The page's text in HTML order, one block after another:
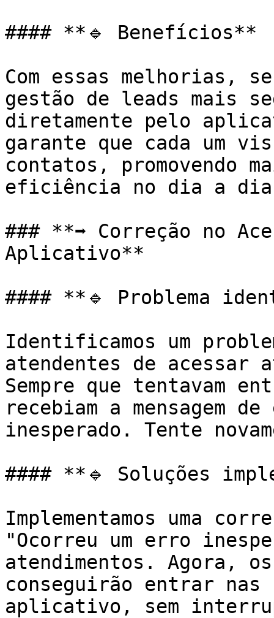
#### **🔹 Benefícios**
Com essas melhorias,
gestão de leads mais
diretamente pelo
garante que cada um
contatos, promovendo
eficiência no dia a
### **➡️ Correção no
Aplicativo**
#### **🔹 Problema
Identificamos um
atendentes de acessar
Sempre que tentavam
recebiam a mensagem
inesperado. Tente
#### **🔹 Soluções
Implementamos uma
"Ocorreu um erro
atendimentos. Agora,
conseguirão entrar nas
aplicativo, sem